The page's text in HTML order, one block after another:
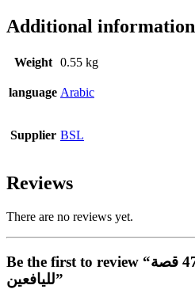
Additional information
Weight 0.55 kg
language Arabic
Supplier BSL
Reviews
There are no reviews yet.
Be the first to review “الكتاب المقدس – 47 قصة
لليافعين”